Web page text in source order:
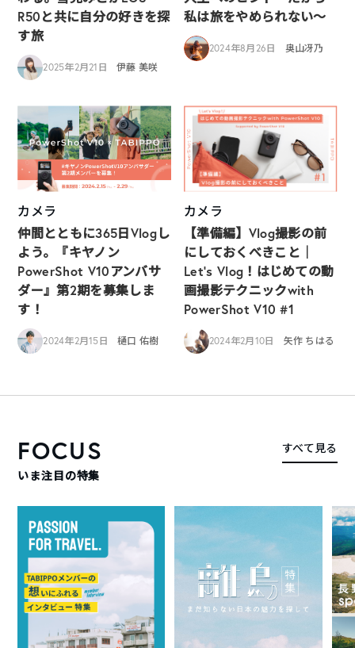
R50と共に自分の好きを探
す旅
2025年2月21日 伊藤 美咲
私は旅をやめられない〜
2024年8月26日 奥山冴乃
カメラ
仲間とともに365日Vlogし
よう。『キヤノン
PowerShot V10アンバサ
ダー』第2期を募集しま
す！
2024年2月15日 樋口 佑樹
カメラ
【準備編】Vlog撮影の前
にしておくべきこと｜
Let’s Vlog！はじめての動
画撮影テクニックwith
PowerShot V10 #1
2024年2月10日 矢作 ちはる
FOCUS
いま注目の特集
すべて見る